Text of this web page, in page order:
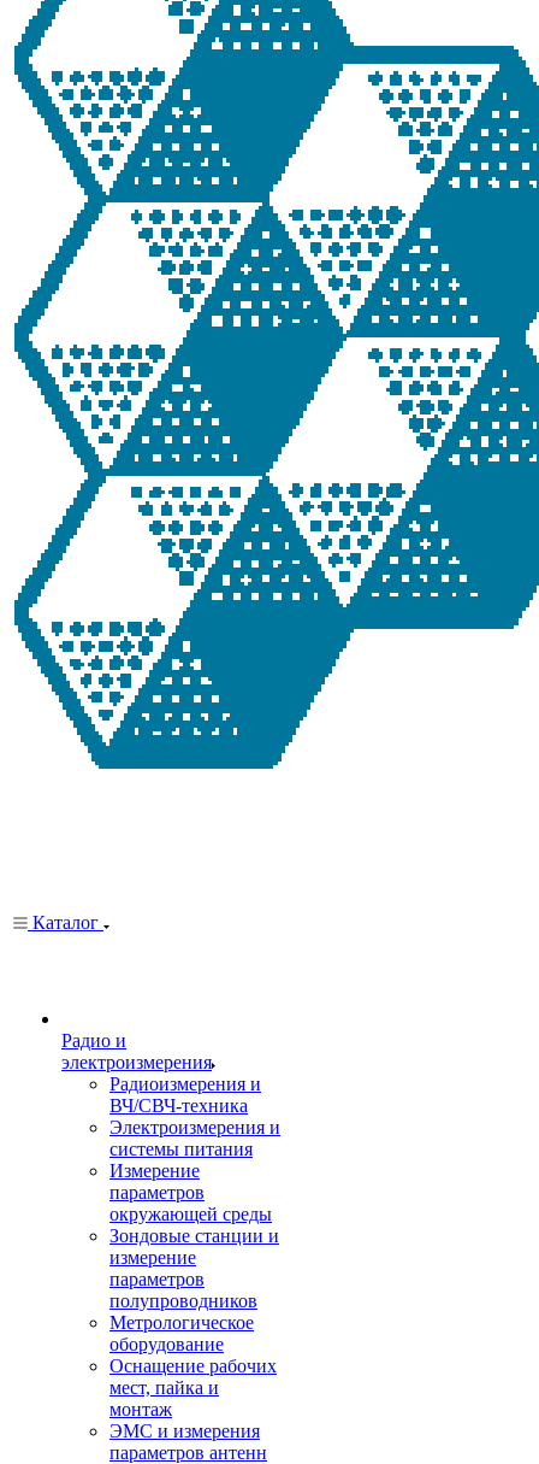
Каталог
Радио и
электроизмерения
Радиоизмерения и
ВЧ/СВЧ-техника
Электроизмерения и
системы питания
Измерение
параметров
окружающей среды
Зондовые станции и
измерение
параметров
полупроводников
Метрологическое
оборудование
Оснащение рабочих
мест, пайка и
монтаж
ЭМС и измерения
параметров антенн